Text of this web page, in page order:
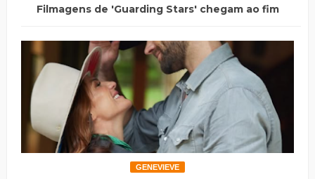
Filmagens de 'Guarding Stars' chegam ao fim
GENEVIEVE